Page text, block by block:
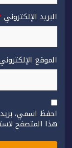
البريد الإلكتروني
الموقع
احفظ اسمي،
هذا المتصفح